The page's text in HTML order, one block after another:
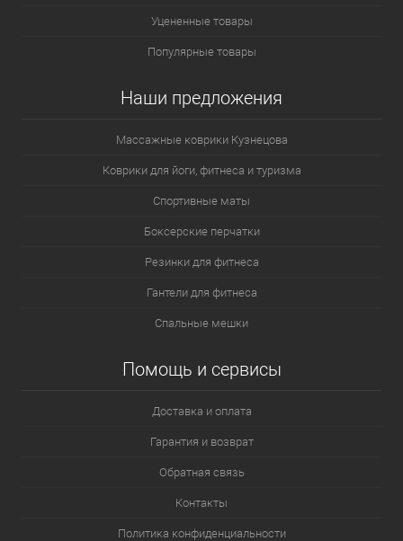
Уцененные товары
Популярные товары
Наши предложения
Массажные коврики Кузнецова
Коврики для йоги, фитнеса и туризма
Спортивные маты
Боксерские перчатки
Резинки для фитнеса
Гантели для фитнеса
Спальные мешки
Помощь и сервисы
Доставка и оплата
Гарантия и возврат
Обратная связь
Контакты
Политика конфиденциальности